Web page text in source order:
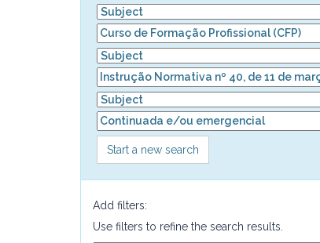
Start a new search
Add filters:
Use filters to refine the search results.